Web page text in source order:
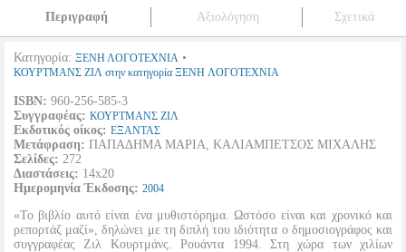
Περιγραφή Αξιολόγηση Σχετικά
Κατηγορία: ΞΕΝΗ ΛΟΓΟΤΕΧΝΙΑ •
ΚΟΥΡΤΜΑΝΣ ΖΙΛ στην κατηγορία ΞΕΝΗ ΛΟΓΟΤΕΧΝΙΑ
ISBN: 960-256-585-3
Συγγραφέας: ΚΟΥΡΤΜΑΝΣ ΖΙΛ
Εκδοτικός οίκος: ΕΞΑΝΤΑΣ
Μετάφραση: ΠΑΠΑΔΗΜΑ ΜΑΡΙΑ, ΚΑΛΙΑΜΠΕΤΣΟΣ ΜΙΧΑΛΗΣ
Σελίδες: 272
Διαστάσεις: 14x20
Ημερομηνία Έκδοσης: 2004
«Το βιβλίο αυτό είναι ένα μυθιστόρημα. Ωστόσο είναι και χρονικό και
ρεπορτάζ μαζί», δηλώνει με τη διπλή του ιδιότητα ο δημοσιογράφος και
συγγραφέας Ζιλ Κουρτμάνς. Ρουάντα 1994. Στη χώρα των χιλίων